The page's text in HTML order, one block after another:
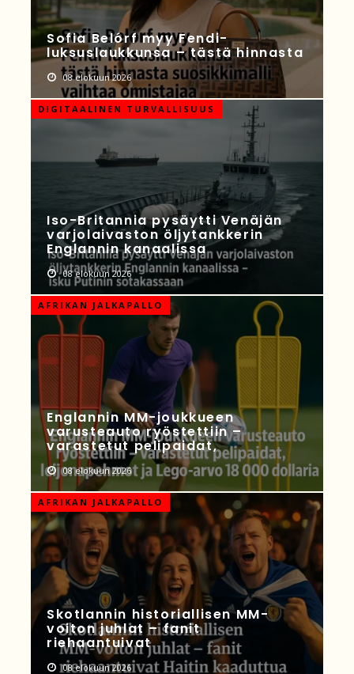
Sofia Belórf myy Fendi-
luksuslaukkunsa – tästä hinnasta
08 elokuun 2026
DIGITAALINEN TURVALLISUUS
Iso-Britannia pysäytti Venäjän
varjolaivaston öljytankkerin
Englannin kanaalissa
08 elokuun 2026
AFRIKAN JALKAPALLO
Englannin MM-joukkueen
varusteauto ryöstettiin –
varastetut pelipaidat,
08 elokuun 2026
AFRIKAN JALKAPALLO
Skotlannin historiallisen MM-
voiton juhlat – fanit
riehaantuivat
08 elokuun 2026